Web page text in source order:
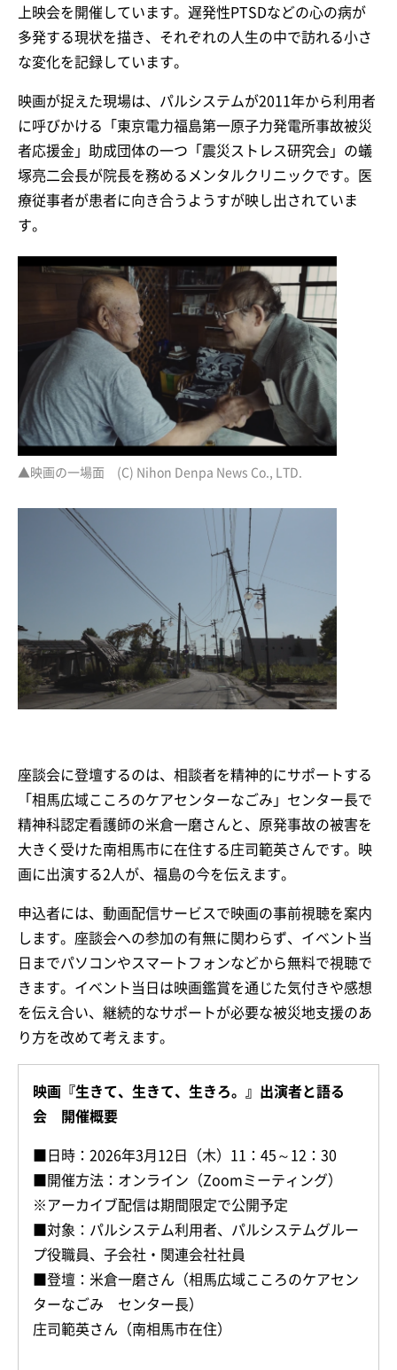
上映会を開催しています。遅発性PTSDなどの心の病が
多発する現状を描き、それぞれの人生の中で訪れる小さ
な変化を記録しています。
映画が捉えた現場は、パルシステムが2011年から利用者
に呼びかける「東京電力福島第一原子力発電所事故被災
者応援金」助成団体の一つ「震災ストレス研究会」の蟻
塚亮二会長が院長を務めるメンタルクリニックです。医
療従事者が患者に向き合うようすが映し出されていま
す。
▲映画の一場面 (C) Nihon Denpa News Co., LTD.
座談会に登壇するのは、相談者を精神的にサポートする
「相馬広域こころのケアセンターなごみ」センター長で
精神科認定看護師の米倉一磨さんと、原発事故の被害を
大きく受けた南相馬市に在住する庄司範英さんです。映
画に出演する2人が、福島の今を伝えます。
申込者には、動画配信サービスで映画の事前視聴を案内
します。座談会への参加の有無に関わらず、イベント当
日までパソコンやスマートフォンなどから無料で視聴で
きます。イベント当日は映画鑑賞を通じた気付きや感想
を伝え合い、継続的なサポートが必要な被災地支援のあ
り方を改めて考えます。
映画『生きて、生きて、生きろ。』出演者と語る
会 開催概要
■日時：2026年3月12日（木）11：45～12：30
■開催方法：オンライン（Zoomミーティング）
※アーカイブ配信は期間限定で公開予定
■対象：パルシステム利用者、パルシステムグルー
プ役職員、子会社・関連会社社員
■登壇：米倉一磨さん（相馬広域こころのケアセン
ターなごみ センター長）
庄司範英さん（南相馬市在住）